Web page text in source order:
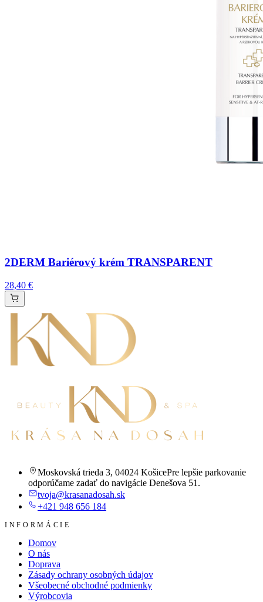
2DERM Bariérový krém TRANSPARENT
28,40 €
Moskovská trieda 3, 04024 KošicePre lepšie parkovanie
odporúčame zadať do navigácie Denešova 51.
tvoja@krasanadosah.sk
+421 948 656 184
INFORMÁCIE
Domov
O nás
Doprava
Zásady ochrany osobných údajov
Všeobecné obchodné podmienky
Výrobcovia